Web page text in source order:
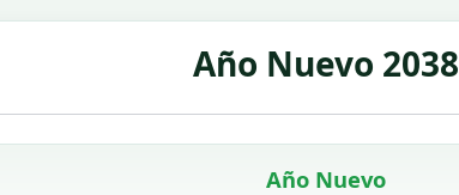
Año Nuevo 2038
Año Nuevo